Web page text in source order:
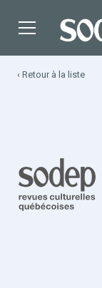
‹ Retour à la liste